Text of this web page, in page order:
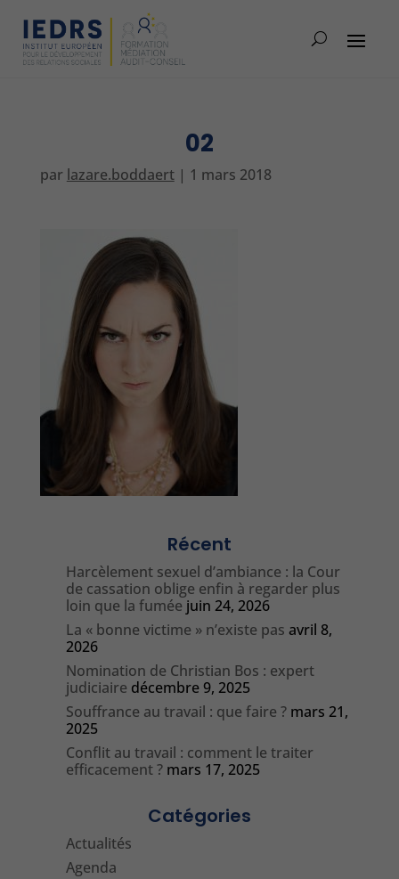
02
par lazare.boddaert| 1 mars 2018
Récent
Harcèlement sexuel d’ambiance : la Cour
de cassation oblige enfin à regarder plus
loin que la fumée juin 24, 2026
La « bonne victime » n’existe pas avril 8,
2026
Nomination de Christian Bos : expert
judiciaire décembre 9, 2025
Souffrance au travail : que faire ? mars 21,
2025
Conflit au travail : comment le traiter
efficacement ? mars 17, 2025
Catégories
Actualités
Agenda